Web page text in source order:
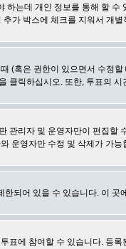
하는데 개인 정보를 통해 할 수
가 박스에 체크를 지워서 개
(혹은 권한이 있으면서 수정할
클릭하십시오. 또한, 투표의 시
관리자 및 운영자만이 편집
운영자만 수정 및 삭제가 가
되어 있을 수 있습니다. 이
표에 참여할 수 있습니다. 등